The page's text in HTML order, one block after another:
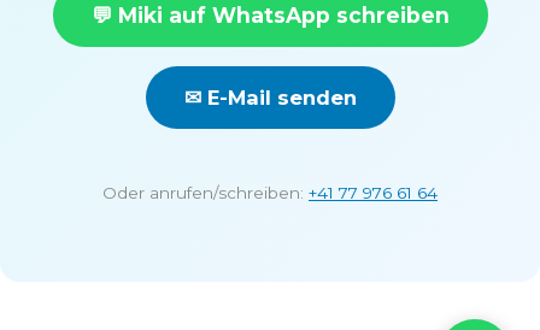
💬 Miki auf WhatsApp schreiben
✉ E-Mail senden
Oder anrufen/schreiben: +41 77 976 61 64